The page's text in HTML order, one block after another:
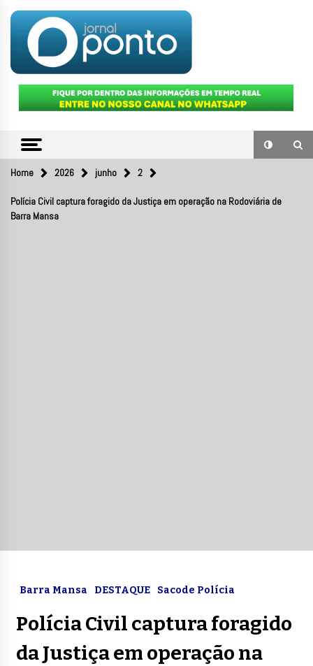
content
JORNAL
PONTO
Home 2026 junho 2
Polícia Civil captura foragido da Justiça em operação na Rodoviária de
Barra Mansa
Barra Mansa DESTAQUE Sacode Polícia
Polícia Civil captura foragido
da Justiça em operação na